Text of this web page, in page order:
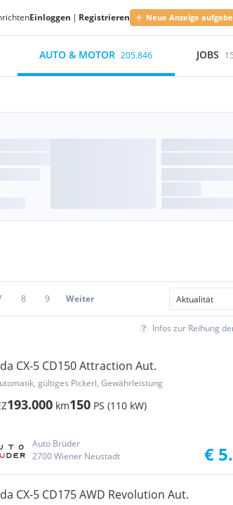
Einloggen | Registrieren Neue Anzeige
AUTO & MOTOR 205.846 JOBS
8 9 Weiter
Infos zur Reihung
CX-5 CD150 Attraction Aut.
gültiges Pickerl, Gewährleistung
193.000 km150 PS (110 kW)
Auto Brüder
2700 Wiener Neustadt
€
CX-5 CD175 AWD Revolution Aut.